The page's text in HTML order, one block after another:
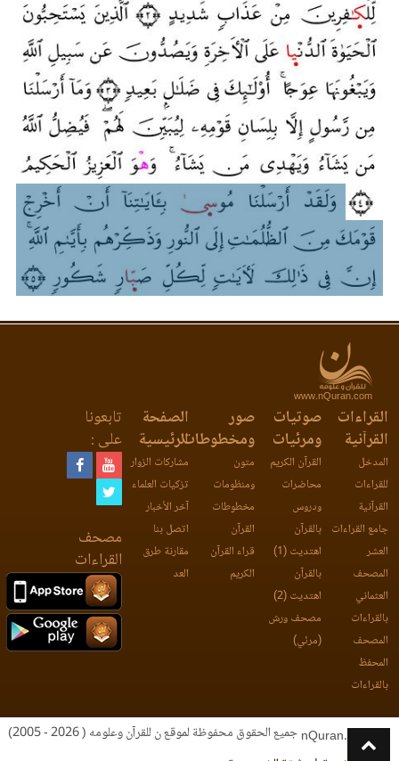
www.nQuran.com
القراءات
القرآنية
المدخل
للقراءات
القرآنية
جامع القراءات
العشر
المصحف
العثماني
بالقراءات
المصحف
المحفظ
بالقراءات
صوتيات
ومرئيات
القرآن الكريم
محاضرات
ودروس
بالقرآن
اهتديت (1)
بالقرآن
اهتديت (2)
مصحف ورش
(مرئي)
صور
ومخطوطات
متون
ومنظومات
مخطوطات
القرآن
قراء القرآن
الكريم
الصفحة
الرئيسية
مشاركات الزوار
تزكيات العلماء
آخر الأخبار
اتصل بنا
مقارنة طرق
العد
تابعونا
على :
مصحف
القراءات
جميع الحقوق محفوظة لموقع ن للقرآن وعلومه ( 2026 - 2005)
nQuran.com